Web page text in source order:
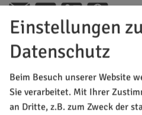
www.boesl-
vCard GPS:
48°59'44.86''N
Rathausplatz 1
85135 Titting
Einstellungen
Datenschutz
Beim Besuch unserer Website
Sie verarbeitet. Mit Ihrer
an Dritte, z.B. zum Zweck der